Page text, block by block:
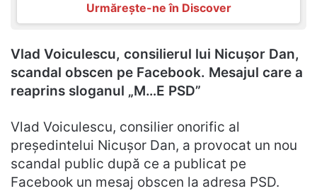
Urmărește-ne în Discover
Vlad Voiculescu, consilierul lui Nicușor Dan,
scandal obscen pe Facebook. Mesajul care a
reaprins sloganul „M…E PSD”
Vlad Voiculescu, consilier onorific al
președintelui Nicușor Dan, a provocat un nou
scandal public după ce a publicat pe
Facebook un mesaj obscen la adresa PSD.